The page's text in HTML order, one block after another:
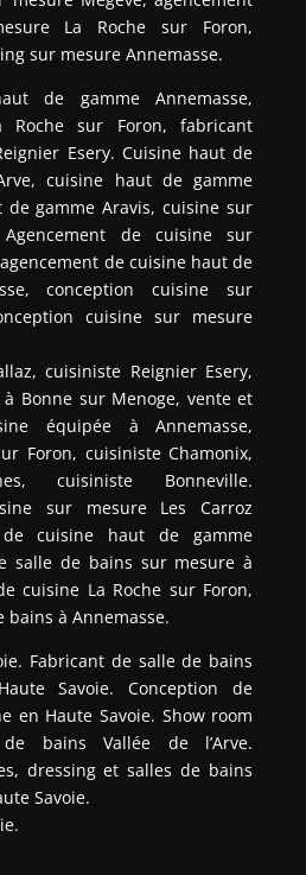
La Roche sur Foron,
sur mesure Annemasse.
de gamme Annemasse,
Roche sur Foron, fabricant
Esery. Cuisine haut de
cuisine haut de gamme
de gamme Aravis, cuisine sur
de cuisine sur
de cuisine haut de
conception cuisine sur
cuisine sur mesure
cuisiniste Reignier Esery,
Bonne sur Menoge, vente et
équipée à Annemasse,
Foron, cuisiniste Chamonix,
cuisiniste Bonneville.
sur mesure Les Carroz
de cuisine haut de gamme
salle de bains sur mesure à
cuisine La Roche sur Foron,
bains à Annemasse.
Fabricant de salle de bains
Savoie. Conception de
en Haute Savoie. Show room
bains Vallée de l’Arve.
dressing et salles de bains
Savoie.